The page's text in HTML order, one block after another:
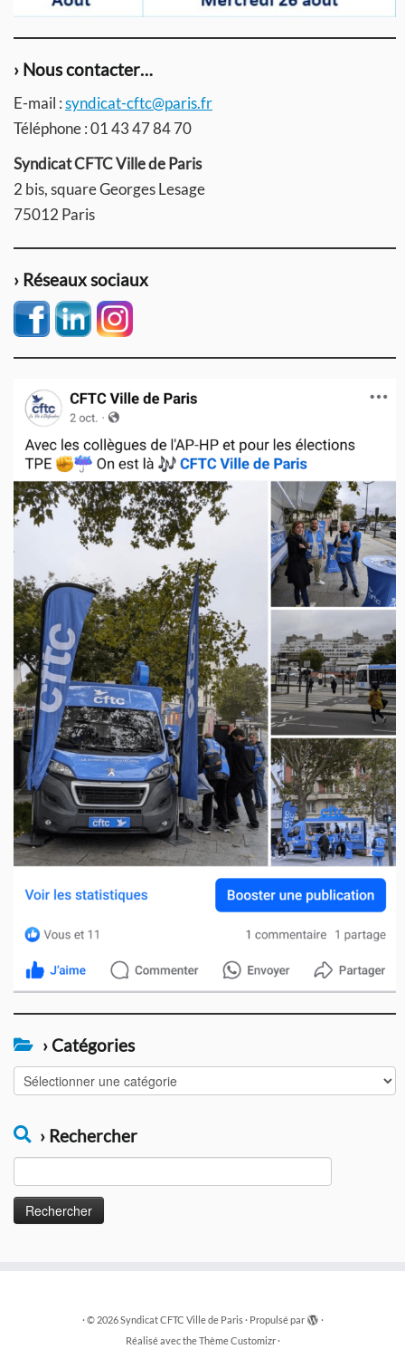
› Nous contacter…
E-mail :syndicat-cftc@paris.fr
Téléphone : 01 43 47 84 70
Syndicat CFTC Ville de Paris
2 bis, square Georges Lesage
75012 Paris
› Réseaux sociaux
› Catégories
Catégories
› Rechercher
·© 2026Syndicat CFTC Ville de Paris · Propulsé par
·
Réalisé avec theThème Customizr·